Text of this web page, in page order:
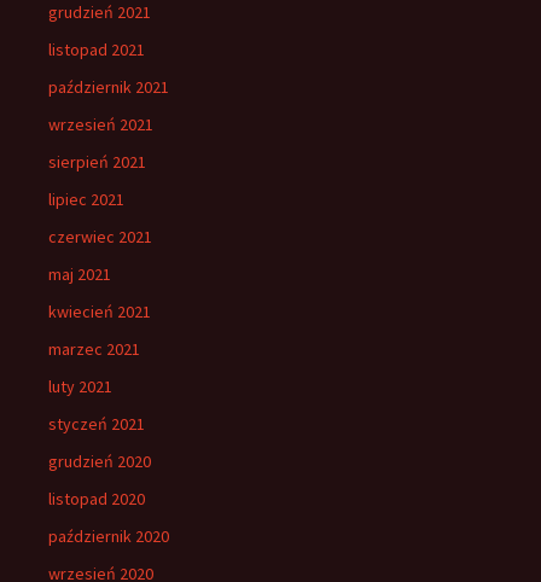
grudzień 2021
listopad 2021
październik 2021
wrzesień 2021
sierpień 2021
lipiec 2021
czerwiec 2021
maj 2021
kwiecień 2021
marzec 2021
luty 2021
styczeń 2021
grudzień 2020
listopad 2020
październik 2020
wrzesień 2020